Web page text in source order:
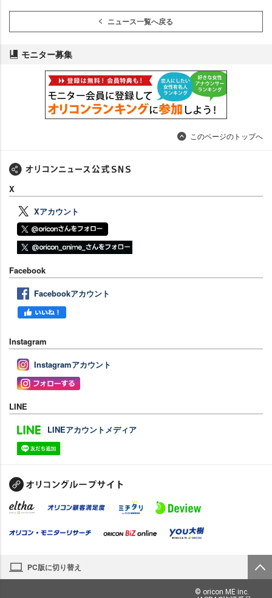
ニュース一覧へ戻る
モニター募集
このページのトップへ
X
Xアカウント
Facebook
Facebookアカウント
Instagram
Instagramアカウント
LINE
LINEアカウントメディア
PC版に切り替え
© oricon ME inc.